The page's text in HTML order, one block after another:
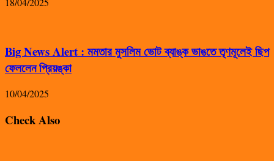
Big News Alert : মমতার মুসলিম ভোট ব্যাঙ্ক ভাঙতে তৃণমূলেই ছিপ
ফেললেন প্রিয়ঙ্কা
10/04/2025
Check Also